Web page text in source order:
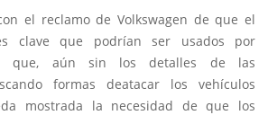
el reclamo de Volkswagen de que el
clave que podrían ser usados por
que, aún sin los detalles de las
formas deatacar los vehículos
mostrada la necesidad de que los